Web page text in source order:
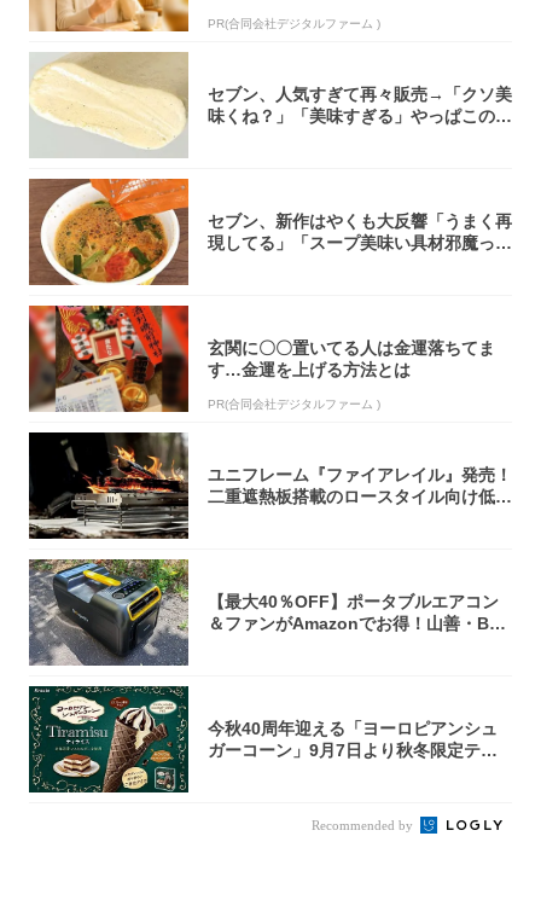
PR(合同会社デジタルファーム )
セブン、人気すぎて再々販売→「クソ美
味くね？」「美味すぎる」やっぱこのク
セブン、新作はやくも大反響「うまく再
現してる」「スープ美味い具材邪魔って
玄関に〇〇置いてる人は金運落ちてま
す…金運を上げる方法とは
PR(合同会社デジタルファーム )
ユニフレーム『ファイアレイル』発売！
二重遮熱板搭載のロースタイル向け低型
【最大40％OFF】ポータブルエアコン
＆ファンがAmazonでお得！山善・Bo
今秋40周年迎える「ヨーロピアンシュ
ガーコーン」9月7日より秋冬限定ティ
Recommended by